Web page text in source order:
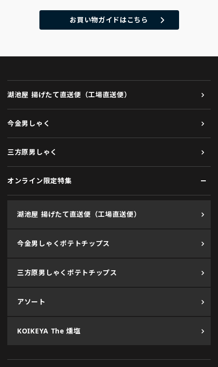
お買い物ガイドはこちら
湖池屋 揚げたて直送便（工場直送便）
今金男しゃく
三方原男しゃく
オンライン限定特集
湖池屋 揚げたて直送便（工場直送便）
今金男しゃくポテトチップス
三方原男しゃくポテトチップス
アソート
KOIKEYA The 燻塩